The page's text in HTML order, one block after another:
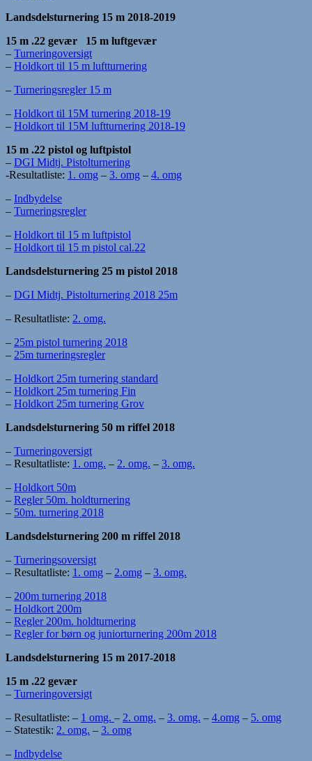
Landsdelsturnering 15 m 2018-2019
15 m .22 gevær 15 m luftgevær
– Turneringoversigt
– Holdkort til 15 m luftturnering
– Turneringsregler 15 m
– Holdkort til 15M turnering 2018-19
– Holdkort til 15M luftturnering 2018-19
15 m .22 pistol og luftpistol
– DGI Midtj. Pistolturnering
-Resultatliste: 1. omg – 3. omg – 4. omg
– Indbydelse
– Turneringsregler
– Holdkort til 15 m luftpistol
– Holdkort til 15 m pistol cal.22
Landsdelsturnering 25 m pistol 2018
– DGI Midtj. Pistolturnering 2018 25m
– Resultatliste: 2. omg.
– 25m pistol turnering 2018
– 25m turneringsregler
– Holdkort 25m turnering standard
– Holdkort 25m turnering Fin
– Holdkort 25m turnering Grov
Landsdelsturnering 50 m riffel 2018
– Turneringoversigt
– Resultatliste: 1. omg. – 2. omg. – 3. omg.
– Holdkort 50m
– Regler 50m. holdturnering
– 50m. turnering 2018
Landsdelsturnering 200 m riffel 2018
– Turneringsoversigt
– Resultatliste: 1. omg – 2.omg – 3. omg.
– 200m turnering 2018
– Holdkort 200m
– Regler 200m. holdturnering
– Regler for børn og juniorturnering 200m 2018
Landsdelsturnering 15 m 2017-2018
15 m .22 gevær
– Turneringoversigt
– Resultatliste: – 1 omg. – 2. omg. – 3. omg. – 4.omg – 5. omg
– Statestik: 2. omg. – 3. omg
– Indbydelse